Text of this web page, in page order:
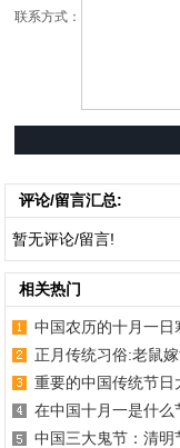
联系方式：
评论/留言汇总:
暂无评论/留言!
相关热门
中国农历的十月一日
正月传统习俗:老鼠
重要的中国传统节日
在中国十月一是什么
中国三大鬼节：清